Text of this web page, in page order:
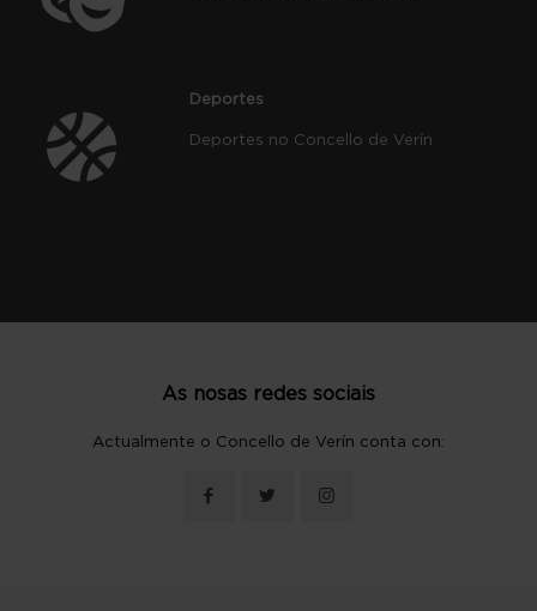
Deportes
Deportes no Concello de Verín
As nosas redes sociais
Actualmente o Concello de Verín conta con: